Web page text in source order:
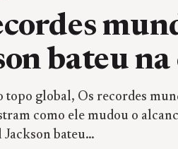
bateu
topo global, Os recordes
como ele mudou o
Jackson bateu…